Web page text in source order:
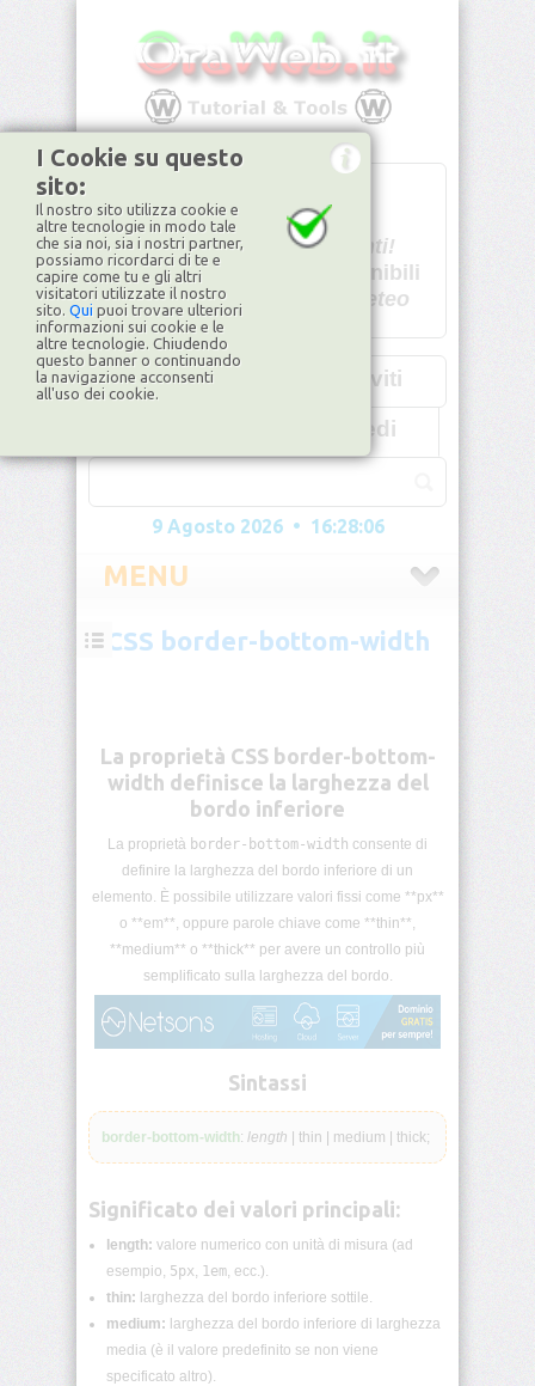
U - -
Spiacenti!
non disponibili
Dati meteo
©2026ilMeteo.it
Iscriviti
Accedi
9 Agosto 2026 • 16:28:09
MENU
CSS
Selettori
Pseudo-
elementi
Unità
Funzioni
CSS
Browser
CSS
Commenti
CSS border-bottom-width
La proprietà CSS border-bottom-
width definisce la larghezza del
bordo inferiore
La proprietà border-bottom-width consente di
definire la larghezza del bordo inferiore di un
elemento. È possibile utilizzare valori fissi come **px**
o **em**, oppure parole chiave come **thin**,
**medium** o **thick** per avere un controllo più
semplificato sulla larghezza del bordo.
Sintassi
border-bottom-width: length | thin | medium | thick;
Significato dei valori principali:
length: valore numerico con unità di misura (ad
esempio, 5px, 1em, ecc.).
thin: larghezza del bordo inferiore sottile.
medium: larghezza del bordo inferiore di larghezza
media (è il valore predefinito se non viene
specificato altro).
I Cookie su questo
sito:
Il nostro sito utilizza cookie e
altre tecnologie in modo tale
che sia noi, sia i nostri partner,
possiamo ricordarci di te e
capire come tu e gli altri
visitatori utilizzate il nostro
sito. Qui puoi trovare ulteriori
informazioni sui cookie e le
altre tecnologie. Chiudendo
questo banner o continuando
la navigazione acconsenti
all'uso dei cookie.